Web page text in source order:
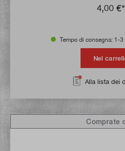
4,00 €*
Tempo di consegna: 1-
Nel
Alla lista dei
Comprate